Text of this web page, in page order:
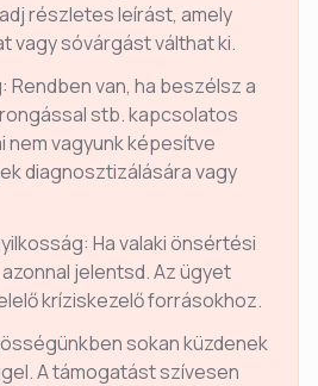
részletes leírást, amely
vagy sóvárgást válthat ki.
van, ha beszélsz a
stb. kapcsolatos
nem vagyunk képesítve
diagnosztizálására vagy
Ha valaki önsértési
jelentsd. Az ügyet
kríziskezelő forrásokhoz.
sokan küzdenek
A támogatást szívesen